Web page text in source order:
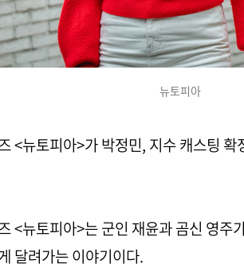
뉴토피아
<뉴토피아>가 박정민, 지수 캐스팅
<뉴토피아>는 군인 재윤과 곰신 영주
달려가는 이야기이다.